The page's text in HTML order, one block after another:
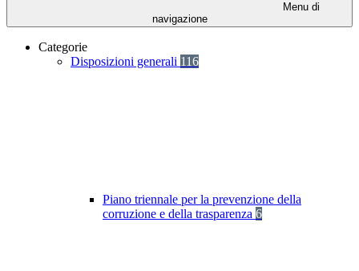
Menu di
navigazione
Categorie
Disposizioni generali 116
Piano triennale per la prevenzione della
corruzione e della trasparenza 6